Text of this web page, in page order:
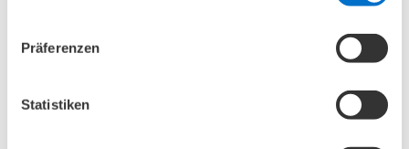
Präferenzen
Statistiken